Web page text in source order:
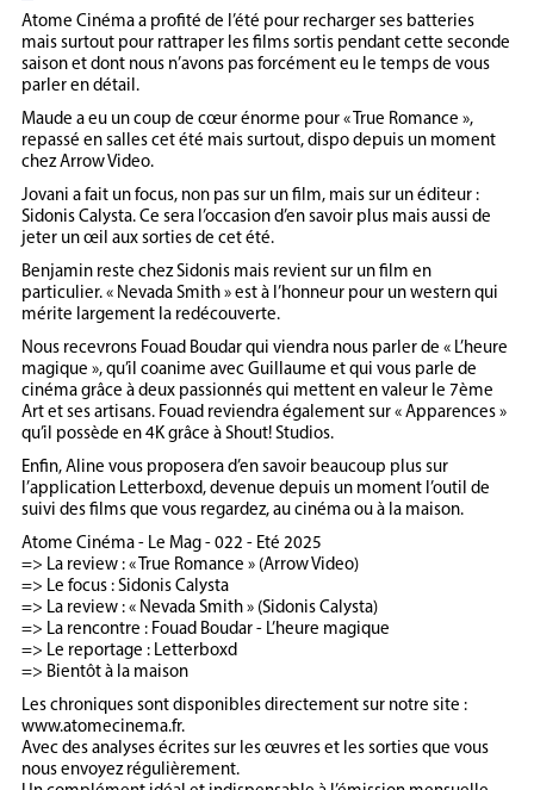
Atome Cinéma a profité de l’été pour recharger ses batteries
mais surtout pour rattraper les films sortis pendant cette seconde
saison et dont nous n’avons pas forcément eu le temps de vous
parler en détail.
Maude a eu un coup de cœur énorme pour « True Romance »,
repassé en salles cet été mais surtout, dispo depuis un moment
chez Arrow Video.
Jovani a fait un focus, non pas sur un film, mais sur un éditeur :
Sidonis Calysta. Ce sera l’occasion d’en savoir plus mais aussi de
jeter un œil aux sorties de cet été.
Benjamin reste chez Sidonis mais revient sur un film en
particulier. « Nevada Smith » est à l’honneur pour un western qui
mérite largement la redécouverte.
Nous recevrons Fouad Boudar qui viendra nous parler de « L’heure
magique », qu’il coanime avec Guillaume et qui vous parle de
cinéma grâce à deux passionnés qui mettent en valeur le 7ème
Art et ses artisans. Fouad reviendra également sur « Apparences »
qu’il possède en 4K grâce à Shout! Studios.
Enfin, Aline vous proposera d’en savoir beaucoup plus sur
l’application Letterboxd, devenue depuis un moment l’outil de
suivi des films que vous regardez, au cinéma ou à la maison.
Atome Cinéma - Le Mag - 022 - Eté 2025
=> La review : « True Romance » (Arrow Video)
=> Le focus : Sidonis Calysta
=> La review : « Nevada Smith » (Sidonis Calysta)
=> La rencontre : Fouad Boudar - L’heure magique
=> Le reportage : Letterboxd
=> Bientôt à la maison
Les chroniques sont disponibles directement sur notre site :
www.atomecinema.fr.
Avec des analyses écrites sur les œuvres et les sorties que vous
nous envoyez régulièrement.